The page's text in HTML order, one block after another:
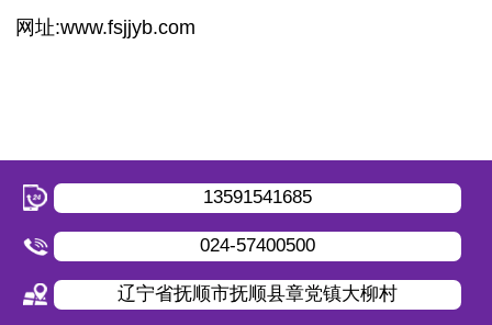
网址:www.fsjjyb.com
13591541685
024-57400500
辽宁省抚顺市抚顺县章党镇大柳村